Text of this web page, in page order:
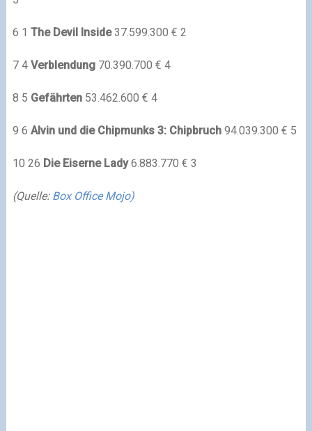
6 1 The Devil Inside37.599.300 € 2
7 4 Verblendung70.390.700 € 4
8 5 Gefährten53.462.600 € 4
9 6 Alvin und die Chipmunks 3: Chipbruch94.039.300 € 5
10 26 Die Eiserne Lady6.883.770 € 3
(Quelle: Box Office Mojo)